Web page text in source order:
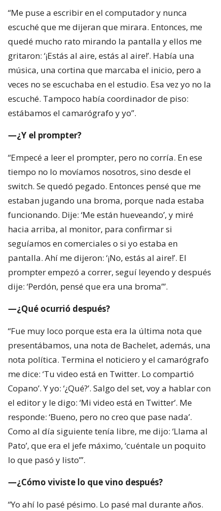
“Me puse a escribir en el computador y nunca
escuché que me dijeran que mirara. Entonces, me
quedé mucho rato mirando la pantalla y ellos me
gritaron: ‘¡Estás al aire, estás al aire!’. Había una
música, una cortina que marcaba el inicio, pero a
veces no se escuchaba en el estudio. Esa vez yo no la
escuché. Tampoco había coordinador de piso:
estábamos el camarógrafo y yo”.
—¿Y el prompter?
“Empecé a leer el prompter, pero no corría. En ese
tiempo no lo movíamos nosotros, sino desde el
switch. Se quedó pegado. Entonces pensé que me
estaban jugando una broma, porque nada estaba
funcionando. Dije: ‘Me están hueveando’, y miré
hacia arriba, al monitor, para confirmar si
seguíamos en comerciales o si yo estaba en
pantalla. Ahí me dijeron: ‘¡No, estás al aire!’. El
prompter empezó a correr, seguí leyendo y después
dije: ‘Perdón, pensé que era una broma’”.
—¿Qué ocurrió después?
“Fue muy loco porque esta era la última nota que
presentábamos, una nota de Bachelet, además, una
nota política. Termina el noticiero y el camarógrafo
me dice: ‘Tu video está en Twitter. Lo compartió
Copano’. Y yo: ‘¿Qué?’. Salgo del set, voy a hablar con
el editor y le digo: ‘Mi video está en Twitter’. Me
responde: ‘Bueno, pero no creo que pase nada’.
Como al día siguiente tenía libre, me dijo: ‘Llama al
Pato’, que era el jefe máximo, ‘cuéntale un poquito
lo que pasó y listo’”.
—¿Cómo viviste lo que vino después?
“Yo ahí lo pasé pésimo. Lo pasé mal durante años.